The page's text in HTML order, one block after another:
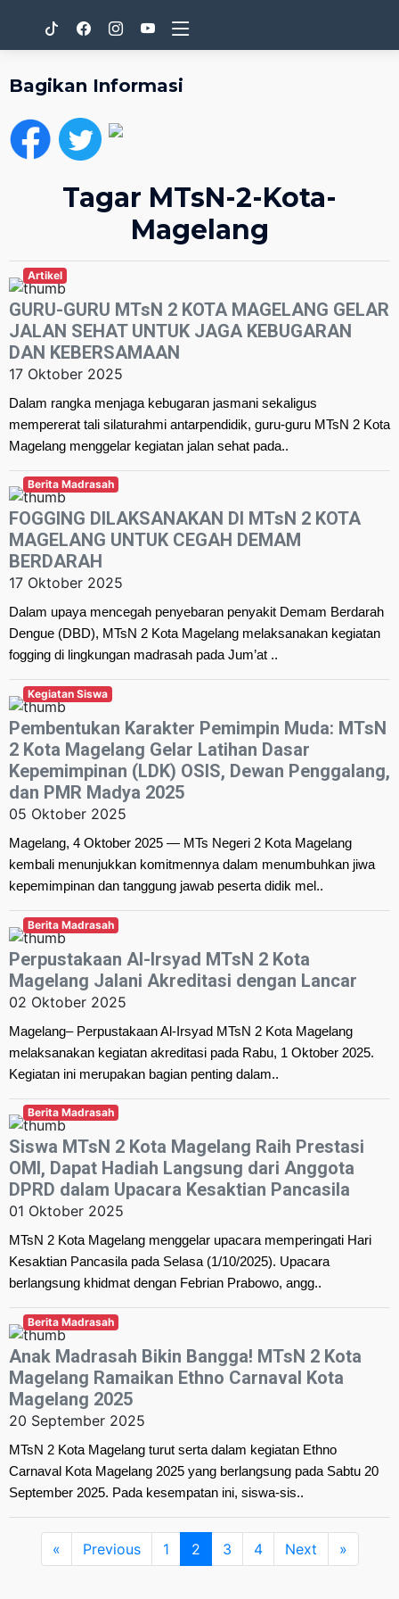
Bagikan Informasi
Tagar MTsN-2-Kota-
Magelang
Artikel
GURU-GURU MTsN 2 KOTA MAGELANG GELAR
JALAN SEHAT UNTUK JAGA KEBUGARAN
DAN KEBERSAMAAN
17 Oktober 2025
Dalam rangka menjaga kebugaran jasmani sekaligus
mempererat tali silaturahmi antarpendidik, guru-guru MTsN 2 Kota
Magelang menggelar kegiatan jalan sehat pada..
Berita Madrasah
FOGGING DILAKSANAKAN DI MTsN 2 KOTA
MAGELANG UNTUK CEGAH DEMAM
BERDARAH
17 Oktober 2025
Dalam upaya mencegah penyebaran penyakit Demam Berdarah
Dengue (DBD), MTsN 2 Kota Magelang melaksanakan kegiatan
fogging di lingkungan madrasah pada Jum’at ..
Kegiatan Siswa
Pembentukan Karakter Pemimpin Muda: MTsN
2 Kota Magelang Gelar Latihan Dasar
Kepemimpinan (LDK) OSIS, Dewan Penggalang,
dan PMR Madya 2025
05 Oktober 2025
Magelang, 4 Oktober 2025 — MTs Negeri 2 Kota Magelang
kembali menunjukkan komitmennya dalam menumbuhkan jiwa
kepemimpinan dan tanggung jawab peserta didik mel..
Berita Madrasah
Perpustakaan Al-Irsyad MTsN 2 Kota
Magelang Jalani Akreditasi dengan Lancar
02 Oktober 2025
Magelang– Perpustakaan Al-Irsyad MTsN 2 Kota Magelang
melaksanakan kegiatan akreditasi pada Rabu, 1 Oktober 2025.
Kegiatan ini merupakan bagian penting dalam..
Berita Madrasah
Siswa MTsN 2 Kota Magelang Raih Prestasi
OMI, Dapat Hadiah Langsung dari Anggota
DPRD dalam Upacara Kesaktian Pancasila
01 Oktober 2025
MTsN 2 Kota Magelang menggelar upacara memperingati Hari
Kesaktian Pancasila pada Selasa (1/10/2025). Upacara
berlangsung khidmat dengan Febrian Prabowo, angg..
Berita Madrasah
Anak Madrasah Bikin Bangga! MTsN 2 Kota
Magelang Ramaikan Ethno Carnaval Kota
Magelang 2025
20 September 2025
MTsN 2 Kota Magelang turut serta dalam kegiatan Ethno
Carnaval Kota Magelang 2025 yang berlangsung pada Sabtu 20
September 2025. Pada kesempatan ini, siswa-sis..
« Previous 1 2 3 4 Next »